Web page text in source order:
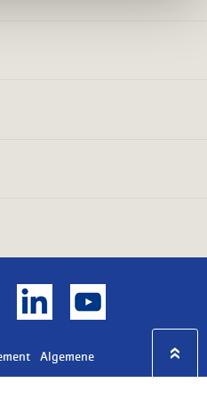
Algemene
08055426 BTW nr: